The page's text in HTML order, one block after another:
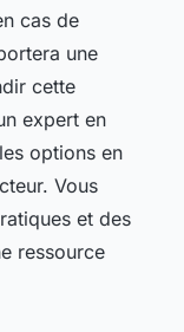
cas de
une
cette
expert en
options en
Vous
et des
ressource